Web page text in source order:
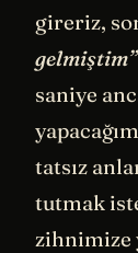
gireriz,
gelmiştim”
saniye
tatsız
tutmak
zihnimize